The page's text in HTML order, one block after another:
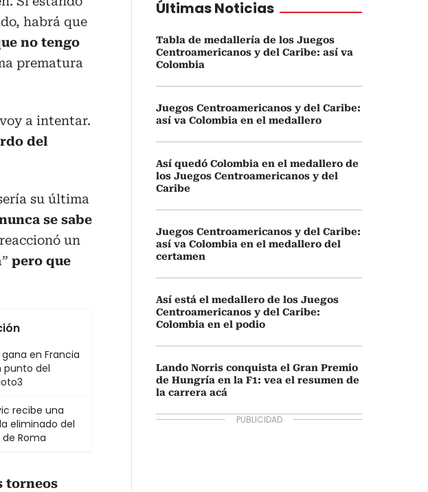
habrá que
no tengo
prematura
a intentar.
del
su última
se sabe
un
pero que
en Francia
punto del
recibe una
eliminado del
de Roma
torneos
Últimas Noticias
Tabla de medallería de los Juegos
Centroamericanos y del Caribe: así va
Colombia
Juegos Centroamericanos y del Caribe:
así va Colombia en el medallero
Así quedó Colombia en el medallero de
los Juegos Centroamericanos y del
Caribe
Juegos Centroamericanos y del Caribe:
así va Colombia en el medallero del
certamen
Así está el medallero de los Juegos
Centroamericanos y del Caribe:
Colombia en el podio
Lando Norris conquista el Gran Premio
de Hungría en la F1: vea el resumen de
la carrera acá